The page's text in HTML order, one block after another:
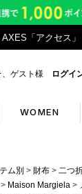
「アクセス」
、ゲスト様 ログイ
WOMEN
ム別 財布 二つ
Maison Margiela